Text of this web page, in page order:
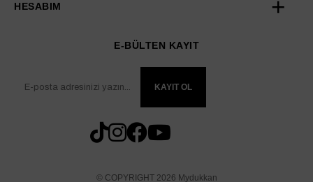
HESABIM
E-BÜLTEN KAYIT
KAYIT OL
© COPYRIGHT 2026 Mydukkan